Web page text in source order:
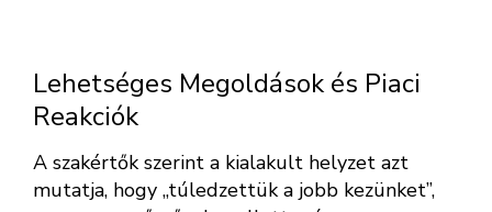
Lehetséges Megoldások és Piaci
Reakciók
A szakértők szerint a kialakult helyzet azt
mutatja, hogy „túledzettük a jobb kezünket”,